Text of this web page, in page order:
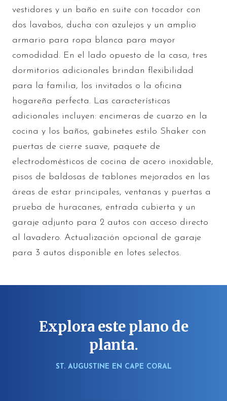
vestidores y un baño en suite con tocador con
dos lavabos, ducha con azulejos y un amplio
armario para ropa blanca para mayor
comodidad. En el lado opuesto de la casa, tres
dormitorios adicionales brindan flexibilidad
para la familia, los invitados o la oficina
hogareña perfecta. Las características
adicionales incluyen: encimeras de cuarzo en la
cocina y los baños, gabinetes estilo Shaker con
puertas de cierre suave, paquete de
electrodomésticos de cocina de acero inoxidable,
pisos de baldosas de tablones mejorados en las
áreas de estar principales, ventanas y puertas a
prueba de huracanes, entrada cubierta y un
garaje adjunto para 2 autos con acceso directo
al lavadero. Actualización opcional de garaje
para 3 autos disponible en lotes selectos.
Explora este plano de
planta.
ST. AUGUSTINE EN CAPE CORAL